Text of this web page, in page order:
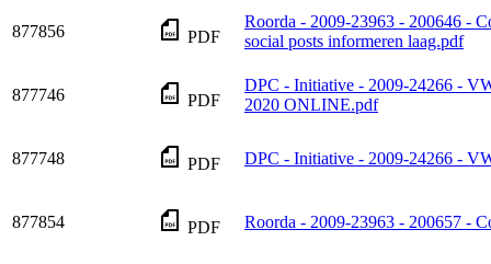
877856 PDF
Roorda - 2009-23963 - 200646 -
social posts informeren laag.pdf
877746 PDF
DPC - Initiative - 2009-24266 -
2020 ONLINE.pdf
877748 PDF DPC - Initiative - 2009-24266 -
877854 PDF Roorda - 2009-23963 - 200657 -